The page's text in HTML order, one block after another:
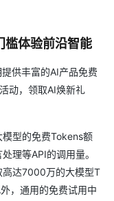
体验前沿智能
供丰富的AI产品免费
动，领取AI焕新礼
型的免费Tokens额
理等API的调用量。
高达7000万的大模型T
，通用的免费试用中